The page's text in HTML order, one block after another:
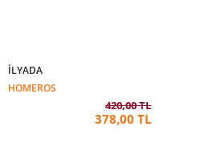
İLYADA
HOMEROS
420,00 TL
378,00 TL